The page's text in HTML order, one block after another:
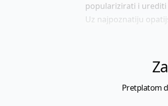
popularizirati i urediti
Uz najpoznatiju
Pretplatom